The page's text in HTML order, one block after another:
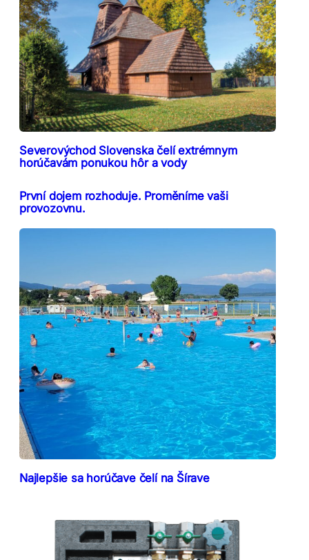
Severovýchod Slovenska čelí extrémnym
horúčavám ponukou hôr a vody
První dojem rozhoduje. Proměníme vaši
provozovnu.
Najlepšie sa horúčave čelí na Šírave